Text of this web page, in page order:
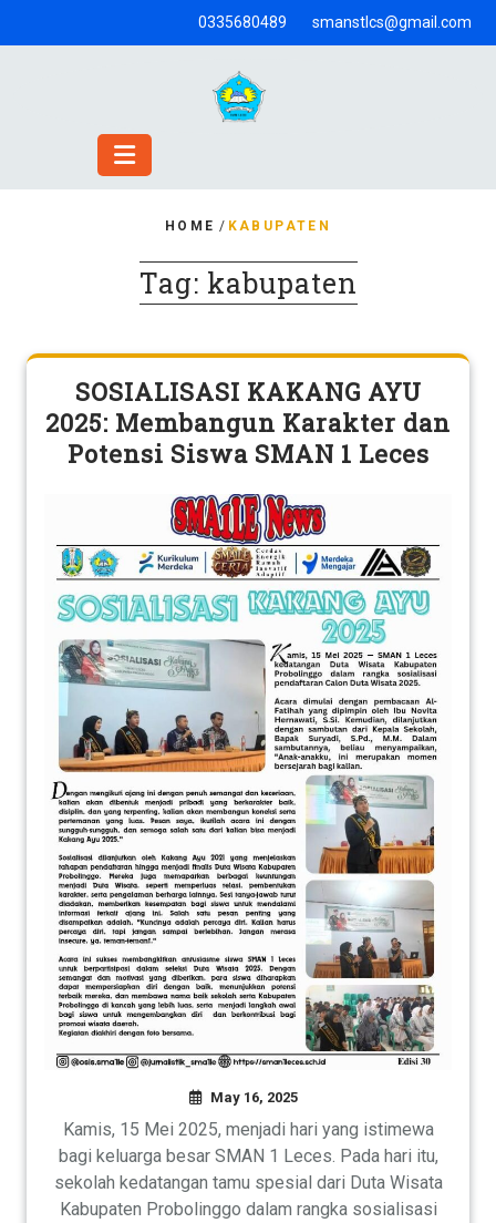
0335680489 smanstlcs@gmail.com
HOME / KABUPATEN
Tag: kabupaten
SOSIALISASI KAKANG AYU
2025: Membangun Karakter dan
Potensi Siswa SMAN 1 Leces
May 16, 2025
Kamis, 15 Mei 2025, menjadi hari yang istimewa
bagi keluarga besar SMAN 1 Leces. Pada hari itu,
sekolah kedatangan tamu spesial dari Duta Wisata
Kabupaten Probolinggo dalam rangka sosialisasi